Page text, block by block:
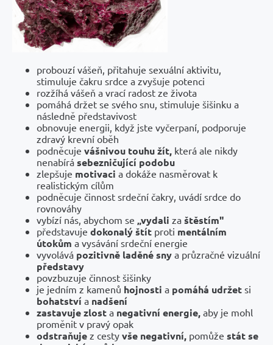
probouzí vášeň, přitahuje sexuální aktivitu,
stimuluje čakru srdce a zvyšuje potenci
rozžíhá vášeň a vrací radost ze života
pomáhá držet se svého snu, stimuluje šišinku a
následně představivost
obnovuje energii, když jste vyčerpaní, podporuje
zdravý krevní oběh
podněcuje vášnivou touhu žít, která ale nikdy
nenabírá sebezničující podobu
zlepšuje motivaci a dokáže nasměrovat k
realistickým cílům
podněcuje činnost srdeční čakry, uvádí srdce do
rovnováhy
vybízí nás, abychom se „vydali za štěstím"
představuje dokonalý štít proti mentálním
útokům a vysávání srdeční energie
vyvolává pozitivně laděné sny a průzračné vizuální
představy
povzbuzuje činnost šišinky
je jedním z kamenů hojnosti a pomáhá udržet si
bohatství a nadšení
zastavuje zlost a negativní energie, aby je mohl
proměnit v pravý opak
odstraňuje z cesty vše negativní, pomůže stát se